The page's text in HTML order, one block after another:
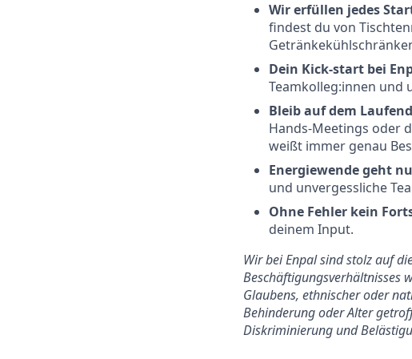
Wir erfüllen jedes
findest du von
Dein Kick-start bei
Teamkolleg:innen und
Bleib auf dem
Hands-Meetings oder
weißt immer genau
Energiewende geht
und unvergessliche
Ohne Fehler kein
deinem Input.
Wir bei Enpal sind stolz auf
Beschäftigungsverhältnisses
Glaubens, ethnischer oder
Behinderung oder Alter
Diskriminierung und